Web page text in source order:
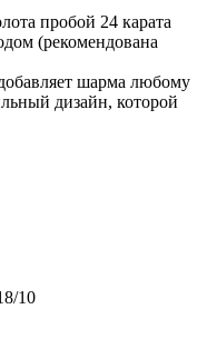
пробой 24 карата
(рекомендована
шарма любому
дизайн, которой
10